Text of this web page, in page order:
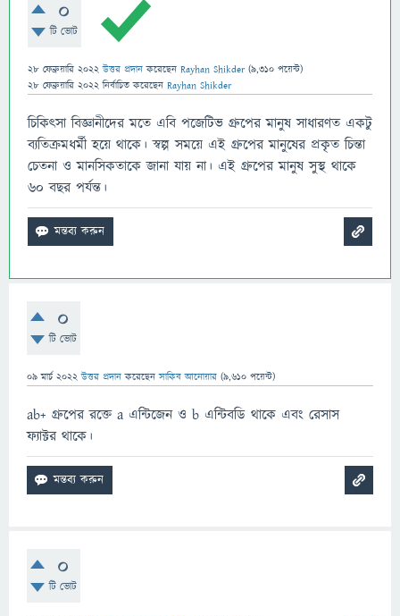
0
টি ভোট
28 ফেব্রুয়ারি 2022 উত্তর প্রদান করেছেন Rayhan Shikder (9,310 পয়েন্ট)
28 ফেব্রুয়ারি 2022 নির্বাচিত করেছেন Rayhan Shikder
চিকিৎসা বিজ্ঞানীদের মতে এবি পজেটিভ গ্রুপের মানুষ সাধারণত একটু
ব্যতিক্রমধর্মী হয়ে থাকে। স্বল্প সময়ে এই গ্রুপের মানুষের প্রকৃত চিন্তা
চেতনা ও মানসিকতাকে জানা যায় না। এই গ্রুপের মানুষ সুস্থ থাকে
৬০ বছর পর্যন্ত।
0
টি ভোট
09 মার্চ 2022 উত্তর প্রদান করেছেনসাকিব আনোয়ার (9,610 পয়েন্ট)
ab+ গ্রুপের রক্তে a এন্টিজেন ও b এন্টিবডি থাকে এবং রেসাস
ফ্যাক্টর থাকে।
0
টি ভোট